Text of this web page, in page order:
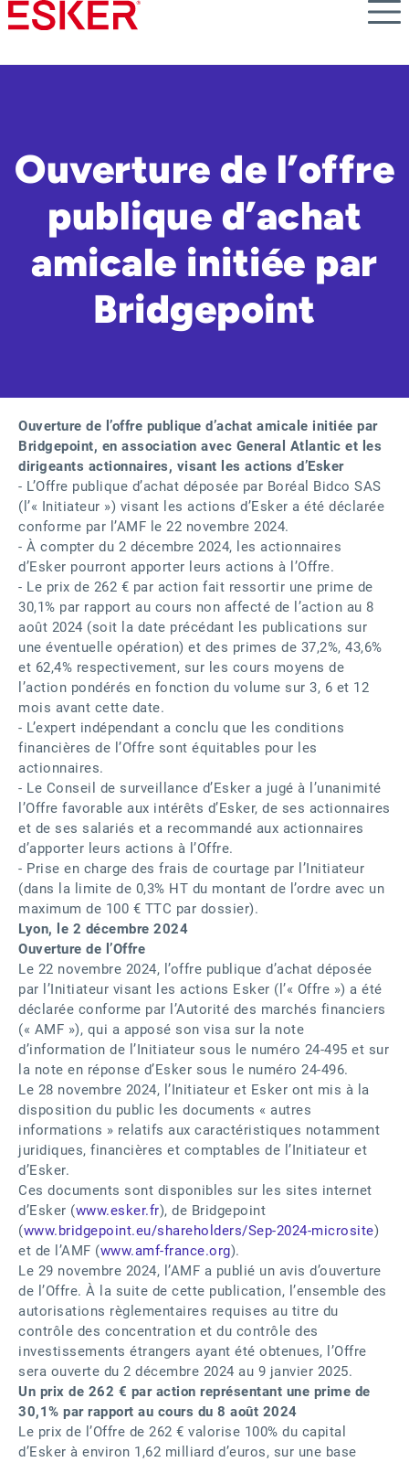
Skip
to
content
Ouverture de l’offre
publique d’achat
amicale initiée par
Bridgepoint
Ouverture de l’offre publique d’achat amicale initiée par
Bridgepoint, en association avec General Atlantic et les
dirigeants actionnaires, visant les actions d’Esker
- L’Offre publique d’achat déposée par Boréal Bidco SAS
(l’« Initiateur ») visant les actions d’Esker a été déclarée
conforme par l’AMF le 22 novembre 2024.
- À compter du 2 décembre 2024, les actionnaires
d’Esker pourront apporter leurs actions à l’Offre.
- Le prix de 262 € par action fait ressortir une prime de
30,1% par rapport au cours non affecté de l’action au 8
août 2024 (soit la date précédant les publications sur
une éventuelle opération) et des primes de 37,2%, 43,6%
et 62,4% respectivement, sur les cours moyens de
l’action pondérés en fonction du volume sur 3, 6 et 12
mois avant cette date.
- L’expert indépendant a conclu que les conditions
financières de l’Offre sont équitables pour les
actionnaires.
- Le Conseil de surveillance d’Esker a jugé à l’unanimité
l’Offre favorable aux intérêts d’Esker, de ses actionnaires
et de ses salariés et a recommandé aux actionnaires
d’apporter leurs actions à l’Offre.
- Prise en charge des frais de courtage par l’Initiateur
(dans la limite de 0,3% HT du montant de l’ordre avec un
maximum de 100 € TTC par dossier).
Lyon, le 2 décembre 2024
Ouverture de l’Offre
Le 22 novembre 2024, l’offre publique d’achat déposée
par l’Initiateur visant les actions Esker (l’« Offre ») a été
déclarée conforme par l’Autorité des marchés financiers
(« AMF »), qui a apposé son visa sur la note
d’information de l’Initiateur sous le numéro 24-495 et sur
la note en réponse d’Esker sous le numéro 24-496.
Le 28 novembre 2024, l’Initiateur et Esker ont mis à la
disposition du public les documents « autres
informations » relatifs aux caractéristiques notamment
juridiques, financières et comptables de l’Initiateur et
d’Esker.
Ces documents sont disponibles sur les sites internet
d’Esker (www.esker.fr), de Bridgepoint
(www.bridgepoint.eu/shareholders/Sep-2024-microsite)
et de l’AMF (www.amf-france.org).
Le 29 novembre 2024, l’AMF a publié un avis d’ouverture
de l’Offre. À la suite de cette publication, l’ensemble des
autorisations règlementaires requises au titre du
contrôle des concentration et du contrôle des
investissements étrangers ayant été obtenues, l’Offre
sera ouverte du 2 décembre 2024 au 9 janvier 2025.
Un prix de 262 € par action représentant une prime de
30,1% par rapport au cours du 8 août 2024
Le prix de l’Offre de 262 € valorise 100% du capital
d’Esker à environ 1,62 milliard d’euros, sur une base